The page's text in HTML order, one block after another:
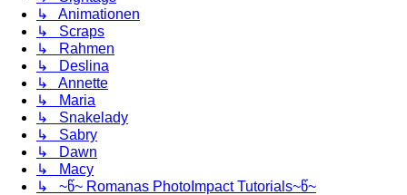
↳ Animationen
↳ Scraps
↳ Rahmen
↳ Deslina
↳ Annette
↳ Maria
↳ Snakelady
↳ Sabry
↳ Dawn
↳ Macy
↳ ~წ~ Romanas PhotoImpact Tutorials~წ~